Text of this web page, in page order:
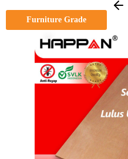
Furniture Grade